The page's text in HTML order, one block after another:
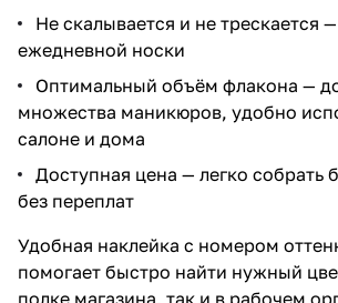
Не скалывается и не трескается
ежедневной носки
Оптимальный объём флакона —
множества маникюров, удобно
салоне и дома
Доступная цена — легко собрать
без переплат
Удобная наклейка с номером
помогает быстро найти нужный
полке магазина, так и в рабочем